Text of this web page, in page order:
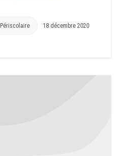
Périscolaire 18 décembre 2020